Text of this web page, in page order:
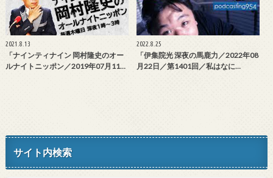
2021.8.13
「ナインティナイン 岡村隆史のオー
ルナイトニッポン／2019年07月11…
2022.8.25
「伊集院光 深夜の馬鹿力／2022年08
月22日／第1401回／私はなに…
サイト内検索